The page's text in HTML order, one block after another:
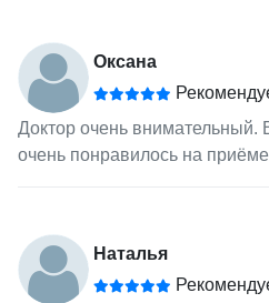
Оксана
Доктор очень внимательный.
очень понравилось на приёме
Наталья